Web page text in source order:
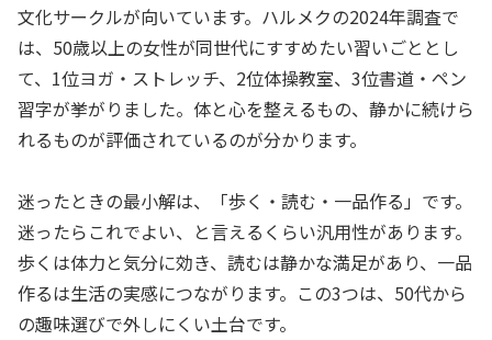
文化サークルが向いています。ハルメクの2024年調査で
は、50歳以上の女性が同世代にすすめたい習いごととし
て、1位ヨガ・ストレッチ、2位体操教室、3位書道・ペン
習字が挙がりました。体と心を整えるもの、静かに続けら
れるものが評価されているのが分かります。
迷ったときの最小解は、「歩く・読む・一品作る」です。
迷ったらこれでよい、と言えるくらい汎用性があります。
歩くは体力と気分に効き、読むは静かな満足があり、一品
作るは生活の実感につながります。この3つは、50代から
の趣味選びで外しにくい土台です。